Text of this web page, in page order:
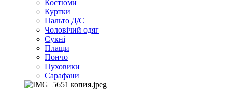
Костюми
Куртки
Пальто Д/С
Чоловічий одяг
Сукні
Плащи
Пончо
Пуховики
Сарафани